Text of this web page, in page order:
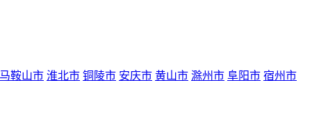
马鞍山市 淮北市 铜陵市 安庆市 黄山市 滁州市 阜阳市 宿州市